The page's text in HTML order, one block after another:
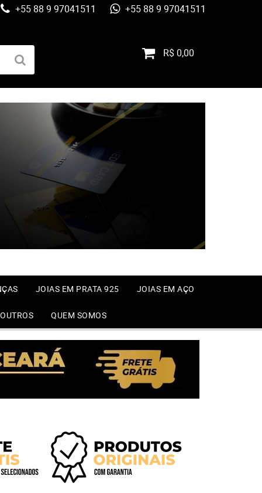
+55 88 9 97041511 +55 88 9 97041511
R$ 0,00
JOIAS EM PRATA 925 JOIAS EM AÇO
OUTROS QUEM SOMOS